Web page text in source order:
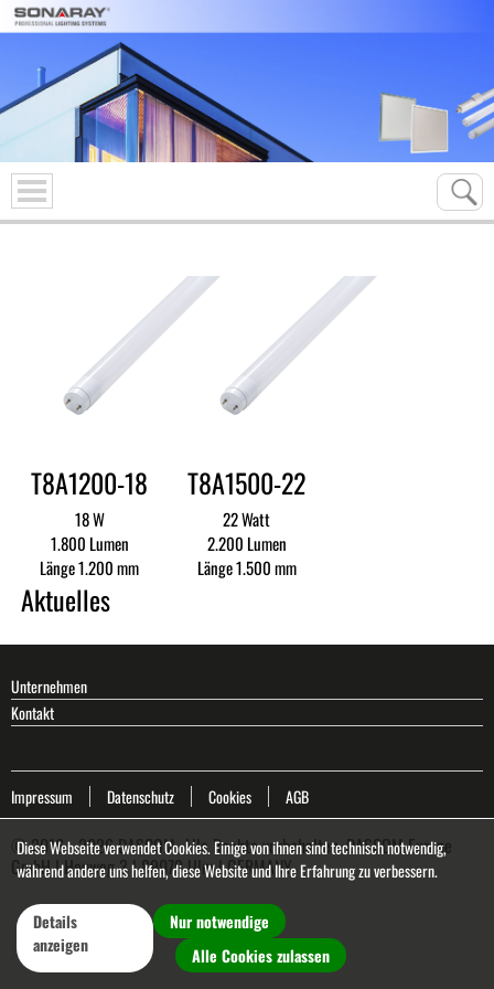
T8A1200-18
18 W
1.800 Lumen
Länge 1.200 mm
T8A1500-22
22 Watt
2.200 Lumen
Länge 1.500 mm
Aktuelles
Unternehmen
Kontakt
Impressum Datenschutz Cookies AGB
© 2016 - 2026 DASCOM. Alle Rechte vorbehalten. DASCOM Europe
GmbH | Heuweg 3 | 89079 Ulm | GERMANY
Diese Webseite verwendet Cookies. Einige von ihnen sind technisch notwendig,
während andere uns helfen, diese Website und Ihre Erfahrung zu verbessern.
Details
anzeigen
Nur notwendige
Alle Cookies zulassen